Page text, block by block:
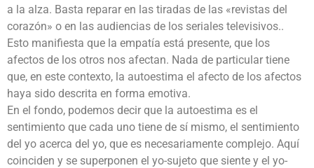
a la alza. Basta reparar en las tiradas de las «revistas del
corazón» o en las audiencias de los seriales televisivos..
Esto manifiesta que la empatía está presente, que los
afectos de los otros nos afectan. Nada de particular tiene
que, en este contexto, la autoestima el afecto de los afectos
haya sido descrita en forma emotiva.
En el fondo, podemos decir que la autoestima es el
sentimiento que cada uno tiene de sí mismo, el sentimiento
del yo acerca del yo, que es necesariamente complejo. Aquí
coinciden y se superponen el yo-sujeto que siente y el yo-